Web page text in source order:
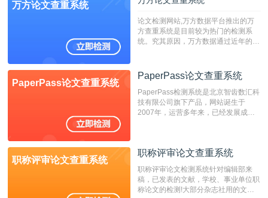
万方论文查重系统
论文检测网站,万方数据平台推出的万
方查重系统是目前较为热门的检测系
统。究其原因，万方数据通过近年的发
检测系统，其真实性和权威性无可厚
非。其次，相对于知网而言，万方检测
费用少，上手容易，是学生初次论文查
重的推荐系统。
PaperPass论文查重系统
PaperPass论文查重系统
PaperPass检测系统是北京智齿数汇科
技有限公司旗下产品，网站诞生于
2007年，运营多年来，已经发展成为
检测速度快、精度高，市场反映良好。
职称评审论文查重系统
职称评审论文查重系统
职称评审论文检测系统针对编辑部来
稿，已发表的文献，学校、事业单位职
称论文的检测!大部分杂志社用的文献